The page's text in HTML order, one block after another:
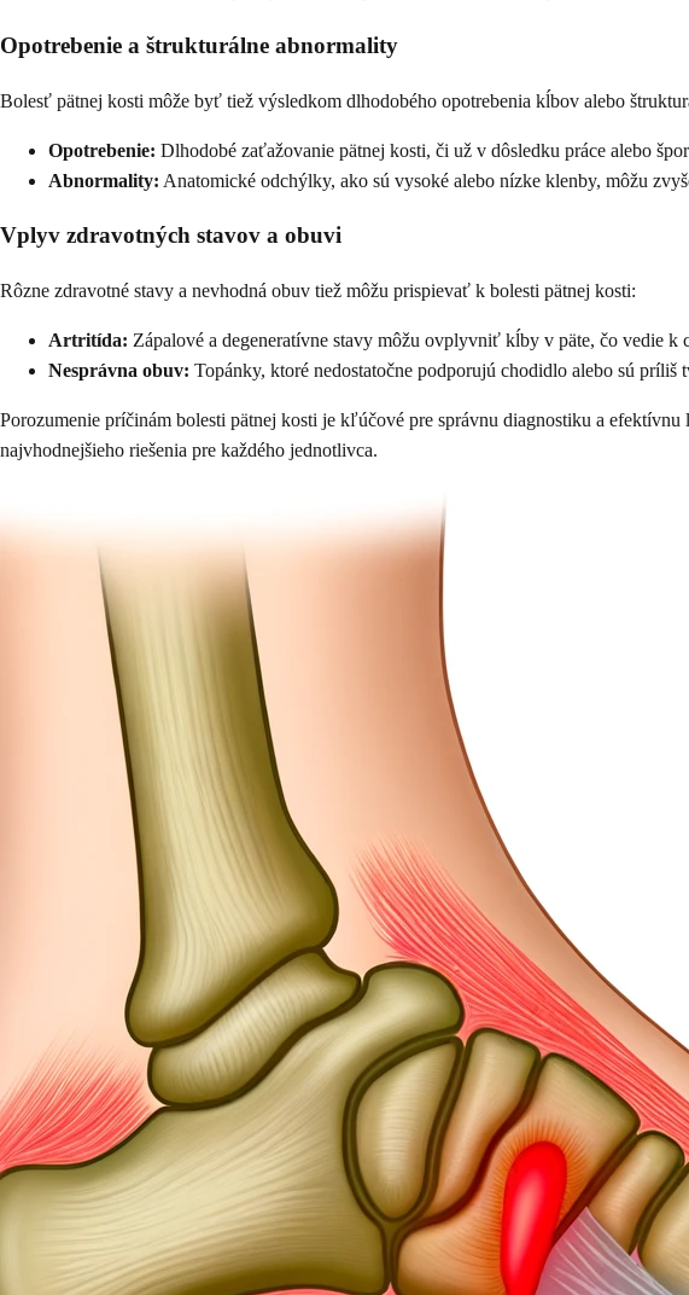
Opotrebenie a štrukturálne abnormality
Bolesť pätnej kosti môže byť tiež výsledkom dlhodobého opotrebenia kĺbov alebo
Opotrebenie: Dlhodobé zaťažovanie pätnej kosti, či už v dôsledku práce alebo
Abnormality: Anatomické odchýlky, ako sú vysoké alebo nízke klenby, môžu
Vplyv zdravotných stavov a obuvi
Rôzne zdravotné stavy a nevhodná obuv tiež môžu prispievať k bolesti pätnej kosti:
Artritída: Zápalové a degeneratívne stavy môžu ovplyvniť kĺby v päte, čo vedie k
Nesprávna obuv: Topánky, ktoré nedostatočne podporujú chodidlo alebo sú
Porozumenie príčinám bolesti pätnej kosti je kľúčové pre správnu diagnostiku a
najvhodnejšieho riešenia pre každého jednotlivca.